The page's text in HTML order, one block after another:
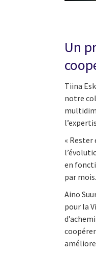
Un
Tiina
notre
«
en
par
Aino
pour la